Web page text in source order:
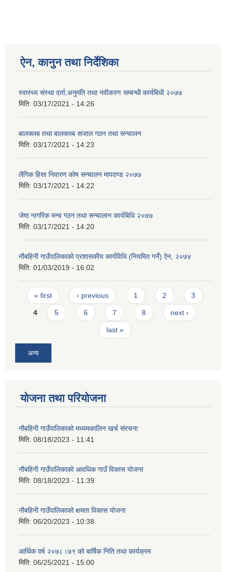
ऐन, कानुन तथा निर्देशिका
स्वास्थ्य संस्था दर्ता,अनुमति तथा नवीकरण सम्बन्धी कार्यबिधी २०७७
मिति: 03/17/2021 - 14:26
बालक्लब तथा बालक्लब स‌जाल गठन तथा सन्चालन
मिति: 03/17/2021 - 14:23
लैगिक हिसा निवारण काेष सन्चालन मापदण्ड २०७७
मिति: 03/17/2021 - 14:22
जेष्ठ नागरिक मन्च गठन तथा सन्चालान कार्यबिधि २०७७
मिति: 03/17/2021 - 14:20
नौबहिनी गाउँपालिकाको प्रशासकीय कार्यविधि (नियमित गर्ने) ऐन, २०७४
मिति: 01/03/2019 - 16:02
Pages
« first ‹ previous 1 2 3
4 5 6 7 8 next ›
last »
अन्य
योजना तथा परियोजना
नौबहिनी गाउँपालिकाको मध्यमकालिन खर्च संरचना
मिति: 08/18/2023 - 11:41
नौबहिनी गाउँपालिकाको आवधिक गाउँ विकास योजना
मिति: 08/18/2023 - 11:39
नौबहिनी गाउँपालिकाको क्षमता विकास योजना
मिति: 06/20/2023 - 10:38
आर्थिक वर्ष २०७८।७९ काे बार्षिक निति तथा कार्यक्रम
मिति: 06/25/2021 - 15:00